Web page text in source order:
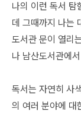
나의 이런 독서 탐
데 그때까지 나는
도서관 문이 열리
나 남산도서관에
독서는 자연히 사
의 여러 분야에 대